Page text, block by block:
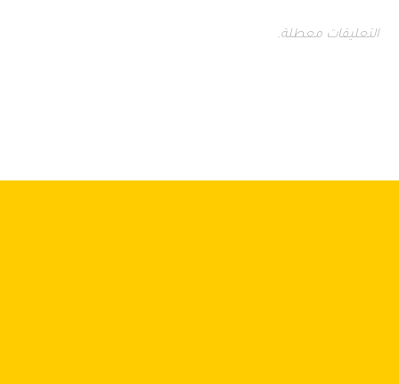
التعليقات معطلة.